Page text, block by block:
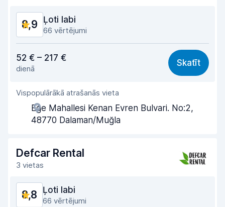
Automašīnas stāvoklis
8,9 Ļoti labi
66 vērtējumi
9,0
Viegli atrast 8,9
Aģentu atbalsts
Saņemšanas ātrums
Auto tīrība 9,1
Automašīnas stāvoklis
52 € – 217 €
dienā
Skatīt
Vispopulārākā atrašanās vieta
Ege Mahallesi Kenan Evren Bulvari. No:2,
48770 Dalaman/Muğla
Defcar Rental
3 vietas
8,8 Ļoti labi
66 vērtējumi